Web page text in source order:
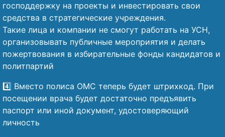
господдержку на проекты и инвестировать свои
средства в стратегические учреждения.
Такие лица и компании не смогут работать на УСН,
организовывать публичные мероприятия и делать
пожертвования в избирательные фонды кандидатов и
политпартий
4️⃣ Вместо полиса ОМС теперь будет штрихкод. При
посещении врача будет достаточно предъявить
паспорт или иной документ, удостоверяющий
личность